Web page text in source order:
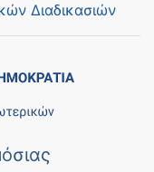
Διαδικασιών